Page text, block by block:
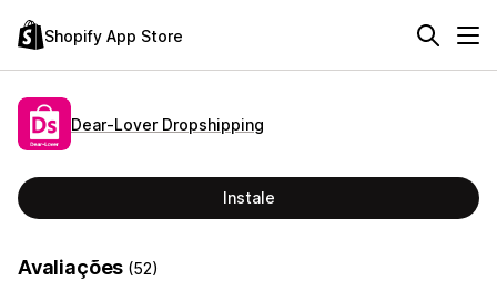
Shopify App Store
Dear‑Lover Dropshipping
Instale
Avaliações (52)